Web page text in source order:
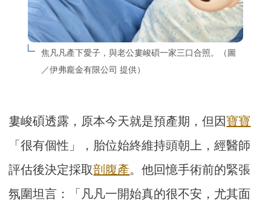
焦凡凡產下愛子，與老公婁峻碩一家三口合照。（圖
／伊弗龐金有限公司 提供）
婁峻碩透露，原本今天就是預產期，但因寶寶
「很有個性」，胎位始終維持頭朝上，經醫師
評估後決定採取剖腹產。他回憶手術前的緊張
氛圍坦言：「凡凡一開始真的很不安，尤其面